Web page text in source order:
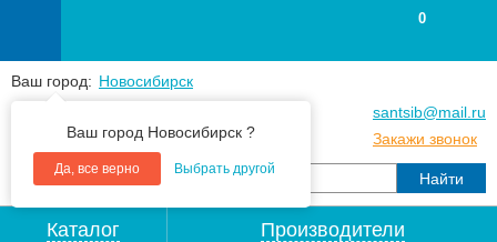
Ваш город: Новосибирск
Ваш город Новосибирск ?
Да, все верно Выбрать другой
+7(383) 213 79 30
santsib@mail.ru
Закажи звонок
0
Каталог Производители